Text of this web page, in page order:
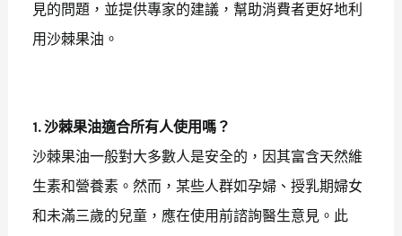
見的問題，並提供專家的建議，幫助消費者更好地利
用沙棘果油。
1. 沙棘果油適合所有人使用嗎？
沙棘果油一般對大多數人是安全的，因其富含天然維
生素和營養素。然而，某些人群如孕婦、授乳期婦女
和未滿三歲的兒童，應在使用前諮詢醫生意見。此